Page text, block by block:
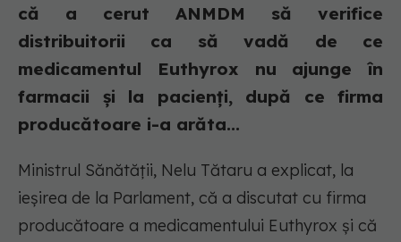
că a cerut ANMDM să verifice
distribuitorii ca să vadă de ce
medicamentul Euthyrox nu ajunge în
farmacii și la pacienți, după ce firma
producătoare i-a arăta...
Ministrul Sănătății, Nelu Tătaru a explicat, la
ieșirea de la Parlament, că a discutat cu firma
producătoare a medicamentului Euthyrox și că